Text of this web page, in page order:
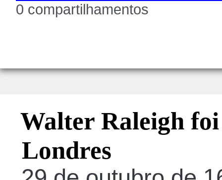
0 compartilhamentos
Walter Raleigh
Londres